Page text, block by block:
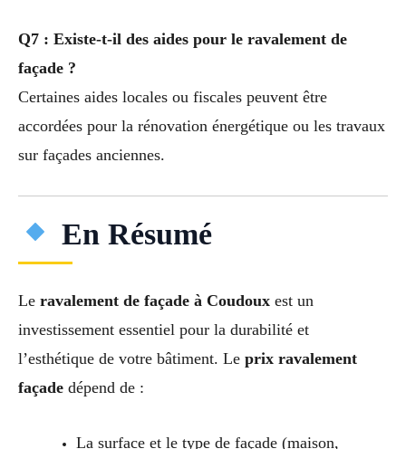
Q7 : Existe-t-il des aides pour le ravalement de
façade ?
Certaines aides locales ou fiscales peuvent être
accordées pour la rénovation énergétique ou les travaux
sur façades anciennes.
En Résumé
Le ravalement de façade à Coudoux est un
investissement essentiel pour la durabilité et
l’esthétique de votre bâtiment. Le prix ravalement
façade dépend de :
La surface et le type de façade (maison,